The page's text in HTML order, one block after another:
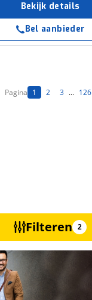
Bekijk details
Bel aanbieder
Pagina 1 2 3 ... 126
Filteren 2